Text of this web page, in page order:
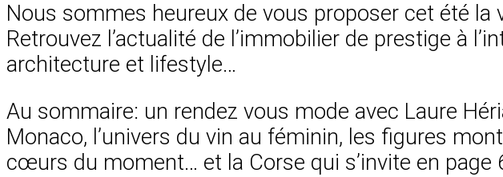
Nous sommes heureux de vous proposer cet été la
Retrouvez l’actualité de l’immobilier de prestige à
architecture et lifestyle…
Au sommaire: un rendez vous mode avec Laure
Monaco, l’univers du vin au féminin, les figures
cœurs du moment… et la Corse qui s’invite en page